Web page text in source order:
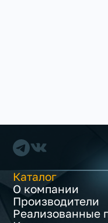
Каталог
О компании
Производители
Реализованные